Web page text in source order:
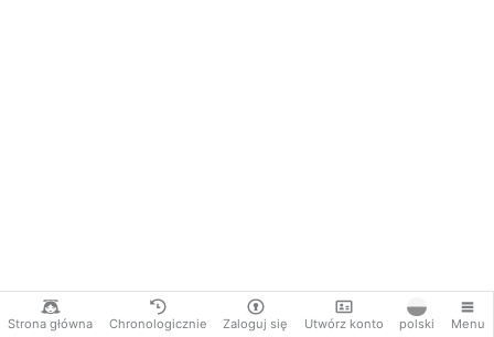
Strona główna Chronologicznie Zaloguj się Utwórz konto polski Menu